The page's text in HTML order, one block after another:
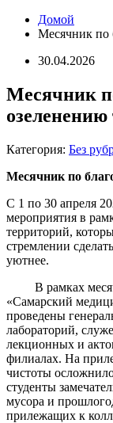
Домой
Месячник по
30.04.2026
Месячник
Категория: Без
Месячник по
С 1 по 30 апреля
мероприятия в
территорий,
стремлении
уютнее.
В рамках
«Самарский
проведены
лабораторий,
лекционных и
филиалах. На
чистоты
студенты
мусора и
прилежащих к